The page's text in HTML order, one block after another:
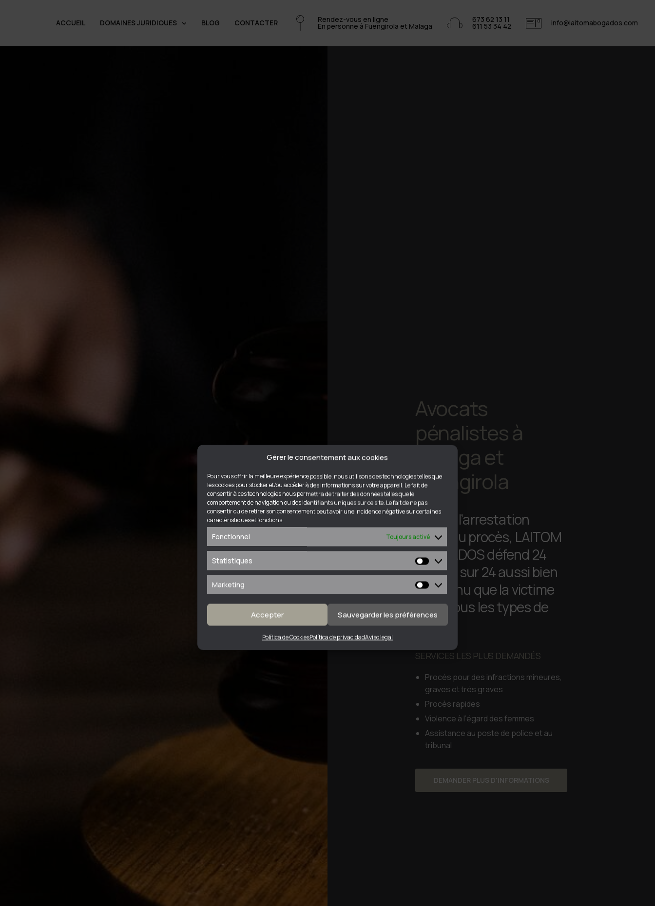
Gérer le consentement aux cookies
Pour vous offrir la meilleure expérience possible, nous utilisons des technologies telles que
les cookies pour stocker et/ou accéder à des informations sur votre appareil. Le fait de
consentir à ces technologies nous permettra de traiter des données telles que le
comportement de navigation ou des identifiants uniques sur ce site. Le fait de ne pas
consentir ou de retirer son consentement peut avoir une incidence négative sur certaines
caractéristiques et fonctions.
Fonctionnel Toujours activé
Statistiques Statistiques
Marketing Marketing
Accepter Sauvegarder les préférences
Política de CookiesPolítica de privacidadAviso legal
ACCUEIL DOMAINES JURIDIQUES BLOG CONTACTER Rendez-vous en ligne
En personne à Fuengirola et Malaga
673 62 13 11
611 53 34 42 info@laitomabogados.com
Avocats
pénalistes à
Málaga et
Fuengirola
Depuis l’arrestation
jusqu’au procès, LAITOM
ABOGADOS défend 24
heures sur 24 aussi bien
le détenu que la victime
dans tous les types de
délits.
SERVICES LES PLUS DEMANDÉS
Procès pour des infractions mineures,
graves et très graves
Procès rapides
Violence à l’égard des femmes
Assistance au poste de police et au
tribunal
DEMANDER PLUS D'INFORMATIONS